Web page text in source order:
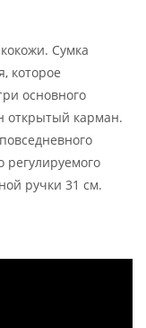
Сумка
которое
основного
открытый карман.
ручки 31 см.